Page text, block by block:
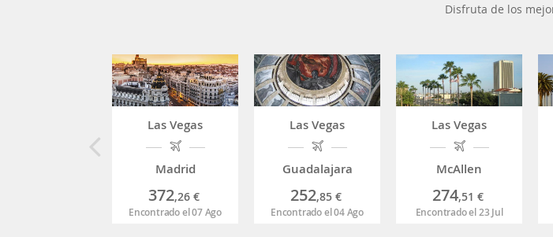
Disfruta de los
Las Vegas
Madrid
372,26 €
Encontrado el 07 Ago
Las Vegas
Guadalajara
252,85 €
Encontrado el 04 Ago
Las Vegas
McAllen
274,51 €
Encontrado el 23 Jul